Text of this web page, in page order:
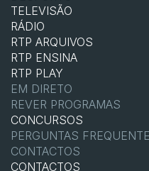
TELEVISÃO
RÁDIO
RTP ARQUIVOS
RTP ENSINA
RTP PLAY
EM DIRETO
REVER PROGRAMAS
CONCURSOS
PERGUNTAS
CONTACTOS
CONTACTOS